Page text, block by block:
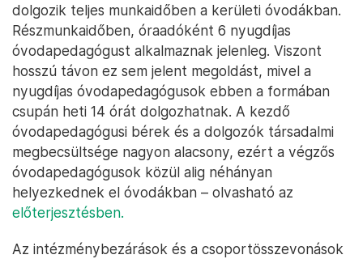
dolgozik teljes munkaidőben a kerületi óvodákban.
Részmunkaidőben, óraadóként 6 nyugdíjas
óvodapedagógust alkalmaznak jelenleg. Viszont
hosszú távon ez sem jelent megoldást, mivel a
nyugdíjas óvodapedagógusok ebben a formában
csupán heti 14 órát dolgozhatnak. A kezdő
óvodapedagógusi bérek és a dolgozók társadalmi
megbecsültsége nagyon alacsony, ezért a végzős
óvodapedagógusok közül alig néhányan
helyezkednek el óvodákban – olvasható az
előterjesztésben.
Az intézménybezárások és a csoportösszevonások